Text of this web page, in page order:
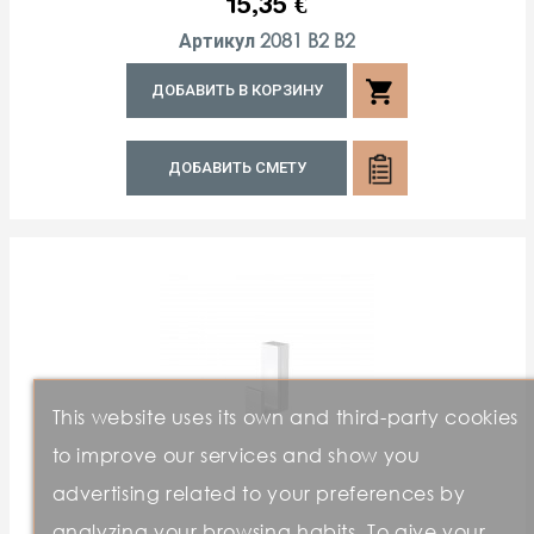
This website uses its own and third-party cookies
to improve our services and show you
advertising related to your preferences by
Артикул 2081 B2 B2
ДОБАВИТЬ В КОРЗИНУ shopping_cart
ДОБАВИТЬ СМЕТУ